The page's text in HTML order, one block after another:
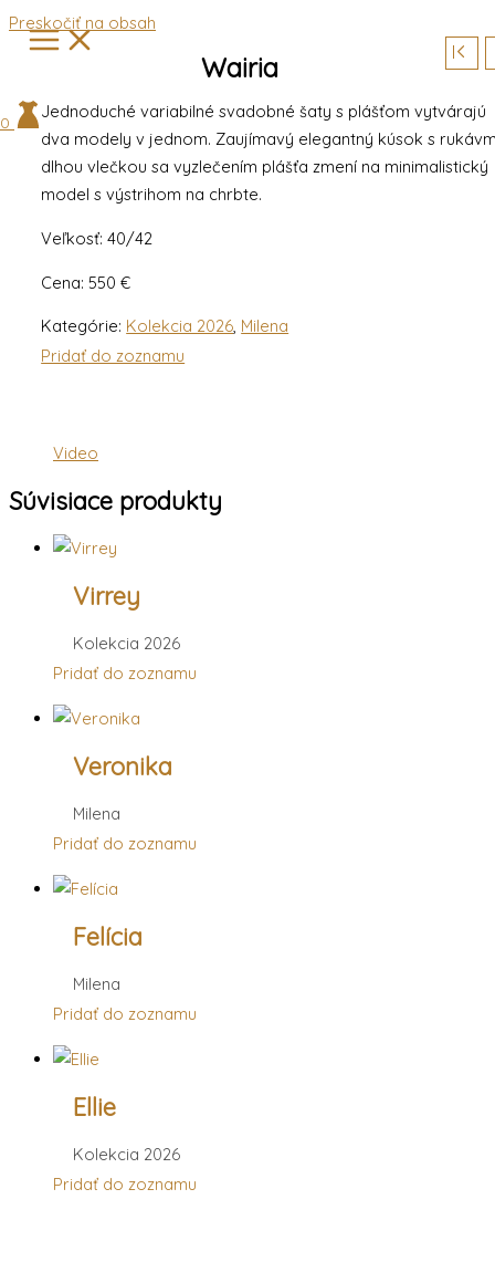
Preskočiť na obsah
0
Wairia
Jednoduché variabilné svadobné šaty s plášťom vytvárajú
dva modely v jednom. Zaujímavý elegantný kúsok s
dlhou vlečkou sa vyzlečením plášťa zmení na minimalistický
model s výstrihom na chrbte.
Veľkosť: 40/42
Cena: 550 €
Kategórie: Kolekcia 2026, Milena
Pridať do zoznamu
Video
Súvisiace produkty
Virrey
Kolekcia 2026
Pridať do zoznamu
Veronika
Milena
Pridať do zoznamu
Felícia
Milena
Pridať do zoznamu
Ellie
Kolekcia 2026
Pridať do zoznamu